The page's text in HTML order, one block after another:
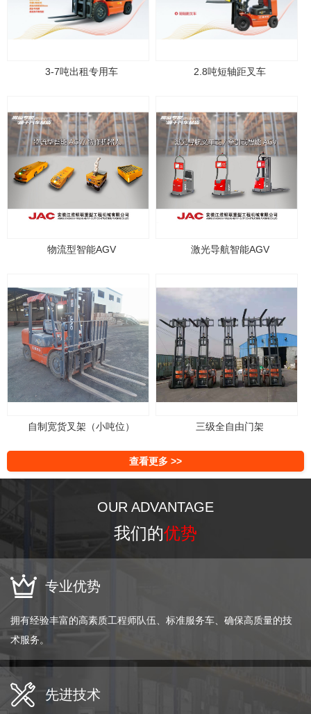
3-7吨出租专用车 2.8吨短轴距叉车
物流型智能AGV 激光导航智能AGV
自制宽货叉架（小吨位） 三级全自由门架
查看更多 >>
OUR ADVANTAGE
我们的优势
专业优势
拥有经验丰富的高素质工程师队伍、标准服务车、确保高质量的技
术服务。
先进技术